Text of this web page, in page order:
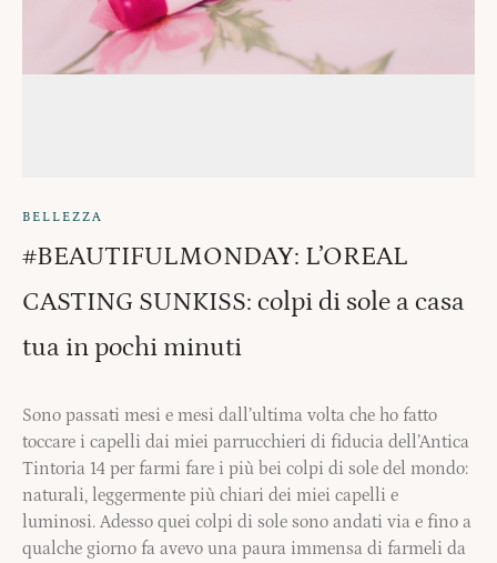
BELLEZZA
#BEAUTIFULMONDAY: L’OREAL
CASTING SUNKISS: colpi di sole a casa
tua in pochi minuti
Sono passati mesi e mesi dall’ultima volta che ho fatto
toccare i capelli dai miei parrucchieri di fiducia dell’Antica
Tintoria 14 per farmi fare i più bei colpi di sole del mondo:
naturali, leggermente più chiari dei miei capelli e
luminosi. Adesso quei colpi di sole sono andati via e fino a
qualche giorno fa avevo una paura immensa di farmeli da